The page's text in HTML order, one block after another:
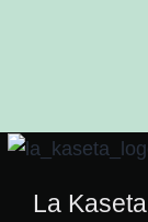
La Kaseta